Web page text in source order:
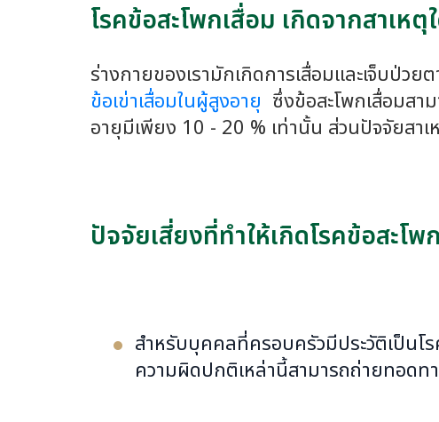
โรคข้อสะโพกเสื่อม เกิดจากสาเหตุ
ร่างกายของเรามักเกิดการเสื่อมและเจ็บป่ว
ข้อเข่าเสื่อมในผู้สูงอายุ ซึ่งข้อสะโพกเสื่อมสา
อายุมีเพียง 10 - 20 % เท่านั้น ส่วนปัจจัยสา
ปัจจัยเสี่ยงที่ทำให้เกิดโรคข้อสะโพ
สำหรับบุคคลที่ครอบครัวมีประวัติเป็น
ความผิดปกติเหล่านี้สามารถถ่ายทอดท